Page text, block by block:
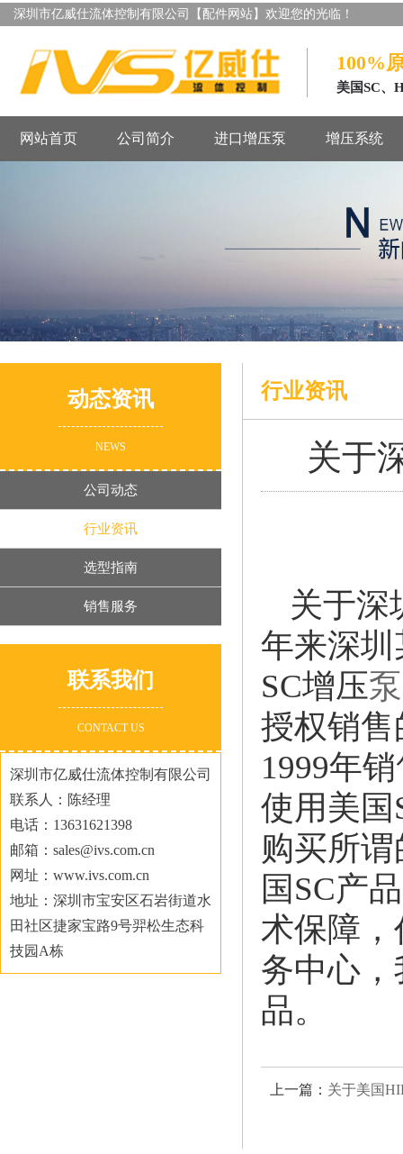
深圳市亿威仕流体控制有限公司【配件网站】欢迎您的光临！
100%
美国SC、
网站首页 公司简介 进口增压泵 增压系统
动态资讯
NEWS
公司动态
行业资讯
选型指南
销售服务
联系我们
CONTACT US
深圳市亿威仕流体控制有限公司
联系人：陈经理
电话：13631621398
邮箱：sales@ivs.com.cn
网址：www.ivs.com.cn
地址：深圳市宝安区石岩街道水
田社区捷家宝路9号羿松生态科
技园A栋
行业资讯
关于
关于深
年来深圳
SC增压泵
授权销
1999年
使用美国
购买所
国SC产
术保障，
务中心，
品。
上一篇： 关于美国